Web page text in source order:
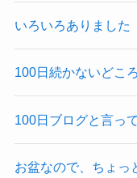
いろいろありました
100日続かないどこ
100日ブログと言っ
お盆なので、ちょ